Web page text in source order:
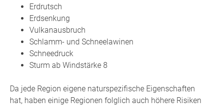
Erdrutsch
Erdsenkung
Vulkanausbruch
Schlamm- und Schneelawinen
Schneedruck
Sturm ab Windstärke 8
Da jede Region eigene naturspezifische Eigenschaften
hat, haben einige Regionen folglich auch höhere Risiken